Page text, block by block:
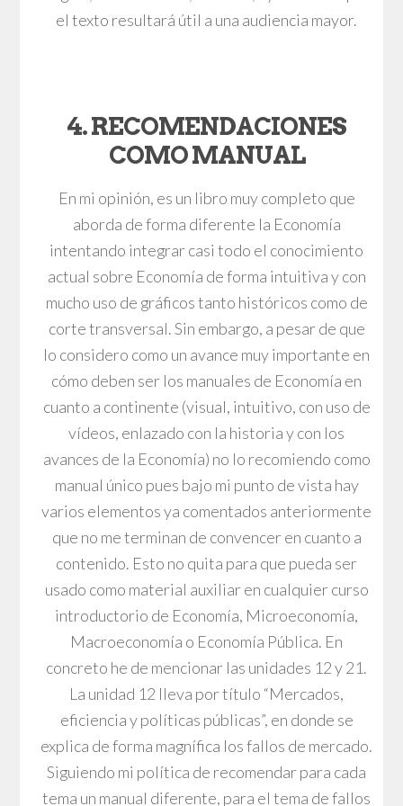
el texto resultará útil a una audiencia mayor.
4. RECOMENDACIONES
COMO MANUAL
En mi opinión, es un libro muy completo que
aborda de forma diferente la Economía
intentando integrar casi todo el conocimiento
actual sobre Economía de forma intuitiva y con
mucho uso de gráficos tanto históricos como de
corte transversal. Sin embargo, a pesar de que
lo considero como un avance muy importante en
cómo deben ser los manuales de Economía en
cuanto a continente (visual, intuitivo, con uso de
vídeos, enlazado con la historia y con los
avances de la Economía) no lo recomiendo como
manual único pues bajo mi punto de vista hay
varios elementos ya comentados anteriormente
que no me terminan de convencer en cuanto a
contenido. Esto no quita para que pueda ser
usado como material auxiliar en cualquier curso
introductorio de Economía, Microeconomía,
Macroeconomía o Economía Pública. En
concreto he de mencionar las unidades 12 y 21.
La unidad 12 lleva por título “Mercados,
eficiencia y políticas públicas”, en donde se
explica de forma magnífica los fallos de mercado.
Siguiendo mi política de recomendar para cada
tema un manual diferente, para el tema de fallos